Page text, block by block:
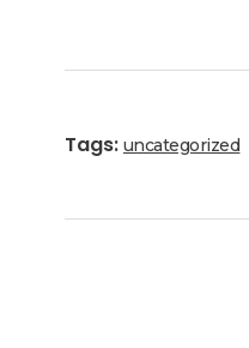
Tags: uncategorized